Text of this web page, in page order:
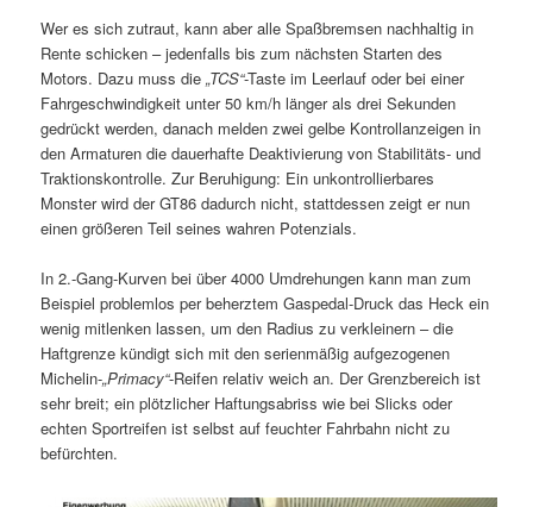
Wer es sich zutraut, kann aber alle Spaßbremsen nachhaltig in
Rente schicken – jedenfalls bis zum nächsten Starten des
Motors. Dazu muss die„TCS“-Taste im Leerlauf oder bei einer
Fahrgeschwindigkeit unter 50 km/h länger als drei Sekunden
gedrückt werden, danach melden zwei gelbe Kontrollanzeigen in
den Armaturen die dauerhafte Deaktivierung von Stabilitäts- und
Traktionskontrolle. Zur Beruhigung: Ein unkontrollierbares
Monster wird der GT86 dadurch nicht, stattdessen zeigt er nun
einen größeren Teil seines wahren Potenzials.
In 2.-Gang-Kurven bei über 4000 Umdrehungen kann man zum
Beispiel problemlos per beherztem Gaspedal-Druck das Heck ein
wenig mitlenken lassen, um den Radius zu verkleinern – die
Haftgrenze kündigt sich mit den serienmäßig aufgezogenen
Michelin-„Primacy“-Reifen relativ weich an. Der Grenzbereich ist
sehr breit; ein plötzlicher Haftungsabriss wie bei Slicks oder
echten Sportreifen ist selbst auf feuchter Fahrbahn nicht zu
befürchten.